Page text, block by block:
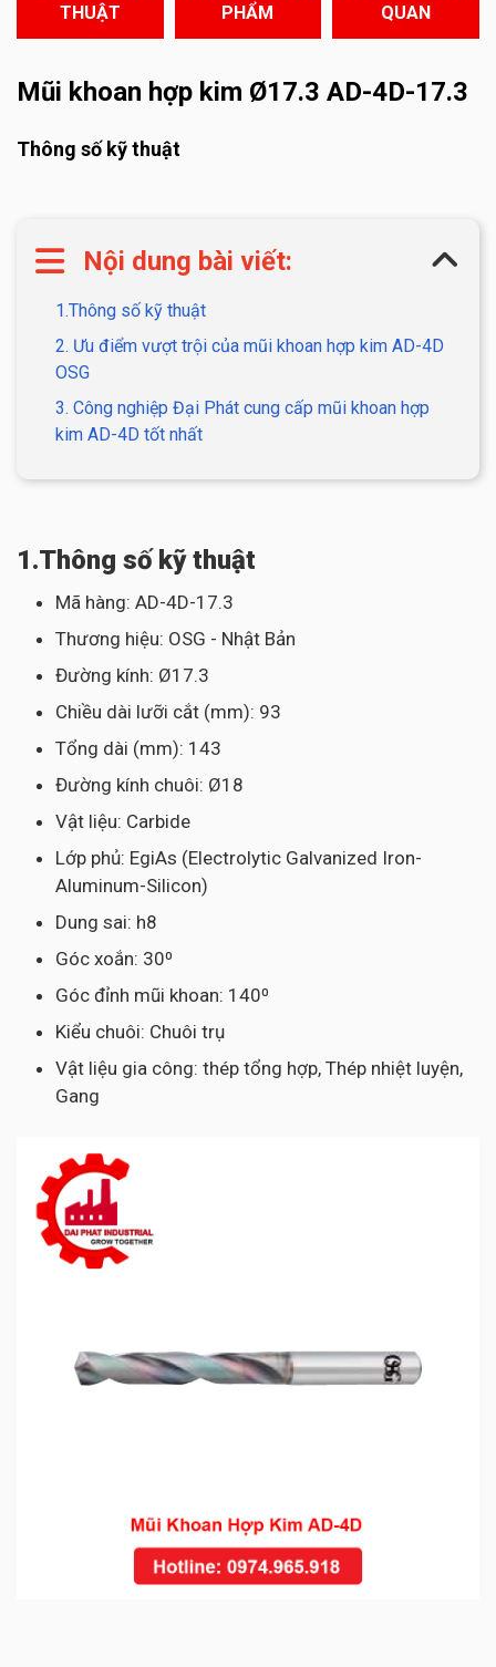
THUẬT
PHẨM
QUAN
Mũi khoan hợp kim Ø17.3 AD-4D-17.3
Thông số kỹ thuật
Nội dung bài viết:
1.Thông số kỹ thuật
2. Ưu điểm vượt trội của mũi khoan hợp kim AD-4D
OSG
3. Công nghiệp Đại Phát cung cấp mũi khoan hợp
kim AD-4D tốt nhất
1.Thông số kỹ thuật
Mã hàng: AD-4D-17.3
Thương hiệu: OSG - Nhật Bản
Đường kính: Ø17.3
Chiều dài lưỡi cắt (mm): 93
Tổng dài (mm): 143
Đường kính chuôi: Ø18
Vật liệu: Carbide
Lớp phủ: EgiAs (Electrolytic Galvanized Iron-
Aluminum-Silicon)
Dung sai: h8
Góc xoắn: 30⁰
Góc đỉnh mũi khoan: 140⁰
Kiểu chuôi: Chuôi trụ
Vật liệu gia công: thép tổng hợp, Thép nhiệt luyện,
Gang